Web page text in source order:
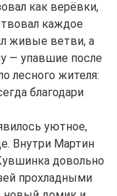
как верёвки,
каждое
живые ветви, а
— упавшие после
лесного жителя:
благодари
уютное,
Внутри Мартин
довольно
прохладными
👋
for